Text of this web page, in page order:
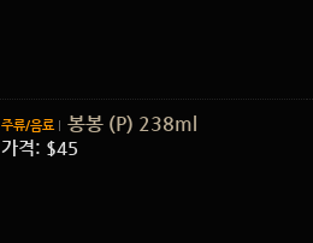
주류/음료 봉봉 (P) 238ml
가격: $45